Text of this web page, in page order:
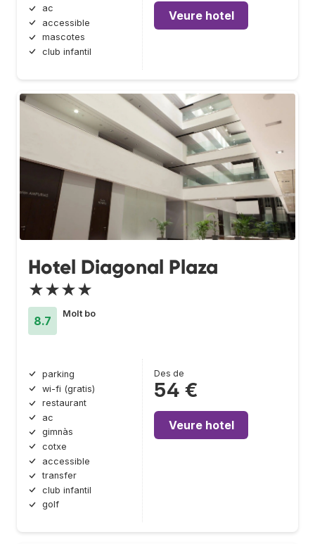
ac
accessible
mascotes
club infantil
Veure hotel
Hotel Diagonal Plaza
★★★★
8.7
Molt bo
parking
wi-fi (gratis)
restaurant
ac
gimnàs
cotxe
accessible
transfer
club infantil
golf
Des de
54 €
Veure hotel